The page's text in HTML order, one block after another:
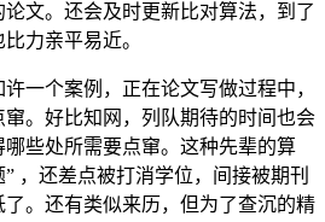
文。还会及时更新比对算法，到了
力亲平易近。
个案例，正在论文写做过程中，
。好比知网，列队期待的时间也会
些处所需要点窜。这种先辈的算
，还差点被打消学位，间接被期刊
。还有类似来历，但为了查沉的精